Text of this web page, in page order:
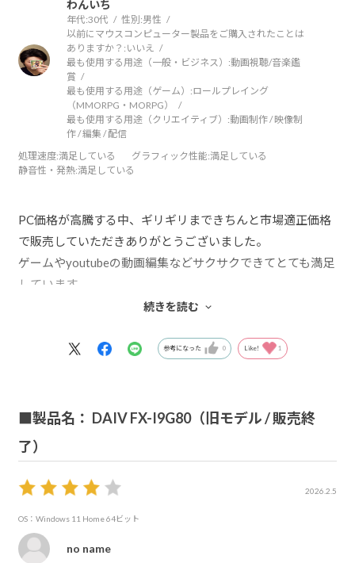
わんいち
年代:30代 性別:男性
以前にマウスコンピューター製品をご購入されたことは
ありますか？: いいえ
最も使用する用途（一般・ビジネス）:動画視聴/音楽鑑
賞
最も使用する用途（ゲーム）:ロールプレイング
（MMORPG・MORPG）
最も使用する用途（クリエイティブ）:動画制作 / 映像制
作 / 編集 / 配信
処理速度:満足している グラフィック性能:満足している
静音性・発熱:満足している
PC価格が高騰する中、ギリギリまできちんと市場適正価格
で販売していただきありがとうございました。
ゲームやyoutubeの動画編集などサクサクできてとても満足
しています。
高スペックなパソコンに見合うデスク環境も欲しくなって
ハリが出て楽しくなりました。
す。
続きを読む
参考になった 0 Like! 1
■製品名： DAIV FX-I9G80（旧モデル / 販売終
了）
2026.2.5
OS：Windows 11 Home 64ビット
no name